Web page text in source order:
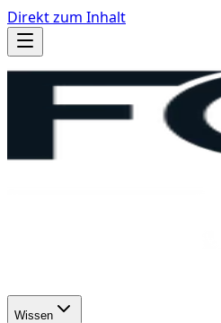
Direkt zum Inhalt
Wissen